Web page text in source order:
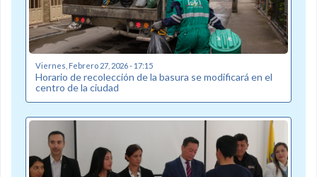
Viernes, Febrero 27, 2026 - 17:15
Horario de recolección de la basura se modificará en el
centro de la ciudad